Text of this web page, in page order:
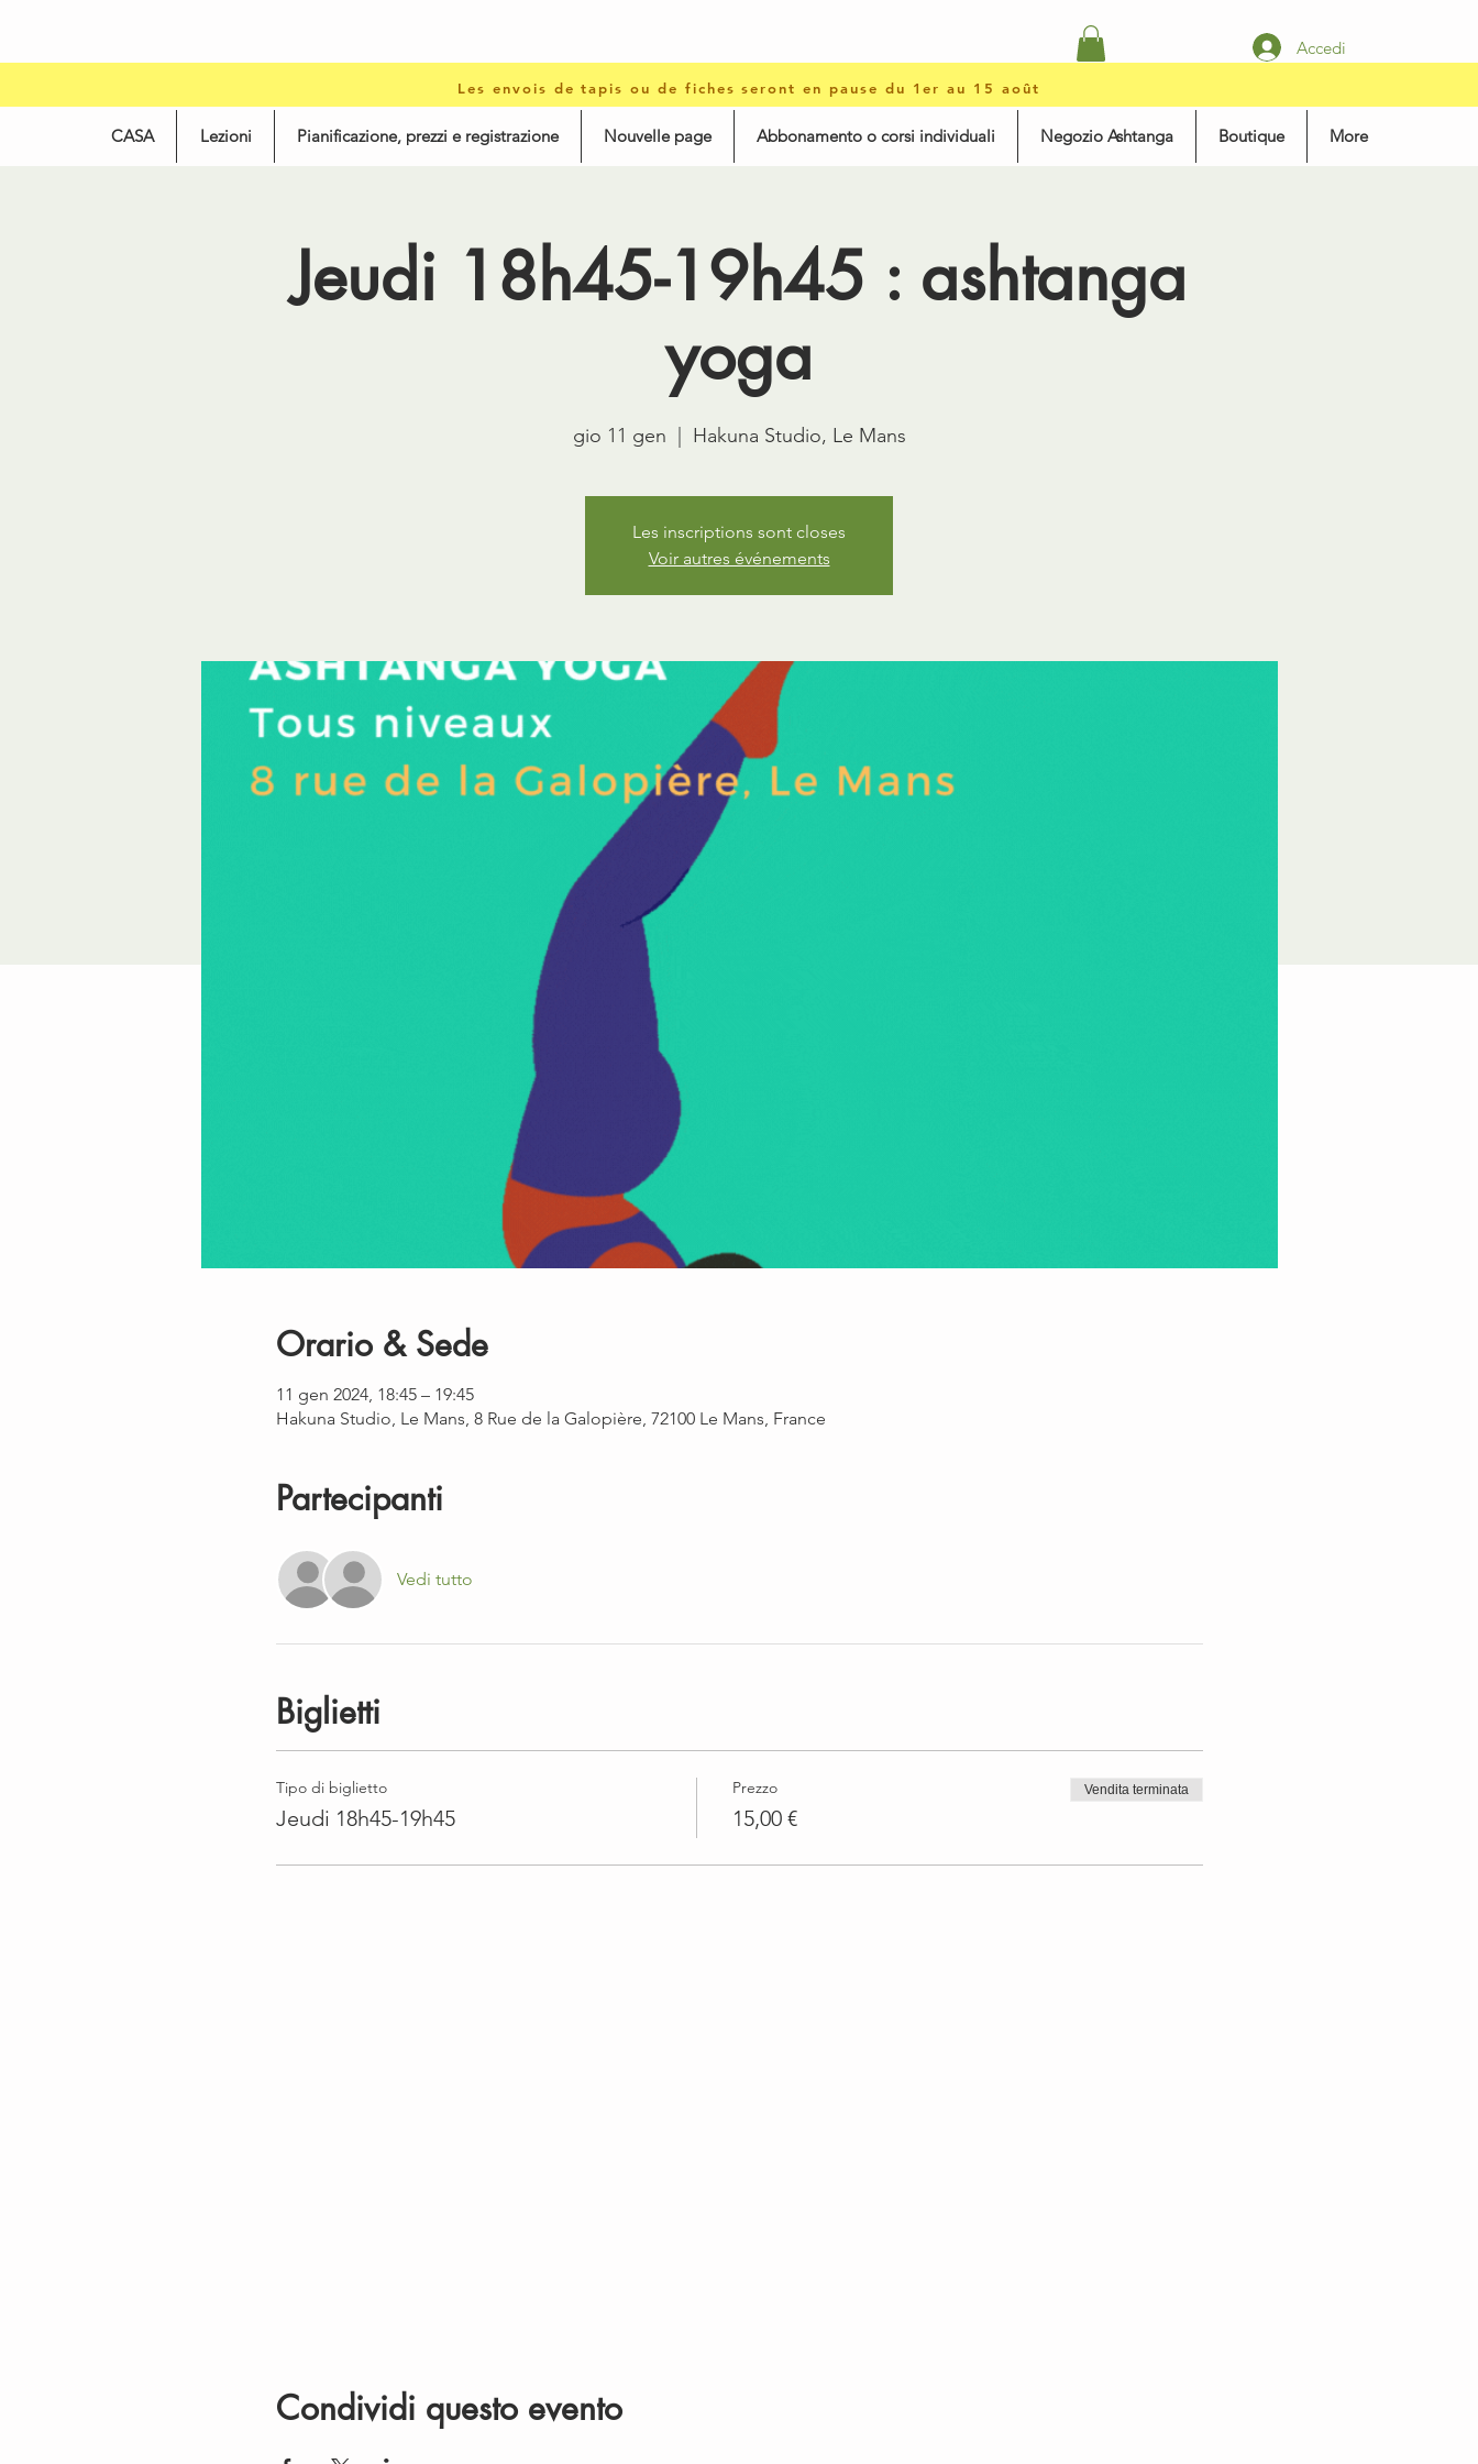
Accedi
Les envois de tapis ou de fiches seront en pause du 1er au 15 août
CASA Lezioni Pianificazione, prezzi e registrazione Nouvelle page Abbonamento o corsi individuali Negozio Ashtanga Boutique More
Jeudi 18h45-19h45 : ashtanga
yoga
gio 11 gen Hakuna Studio, Le Mans
Les inscriptions sont closes
Voir autres événements
Orario & Sede
11 gen 2024, 18:45 – 19:45
Hakuna Studio, Le Mans, 8 Rue de la Galopière, 72100 Le Mans, France
Partecipanti
Vedi tutto
Biglietti
Tipo di biglietto
Jeudi 18h45-19h45
Prezzo
15,00 €
Vendita terminata
Condividi questo evento